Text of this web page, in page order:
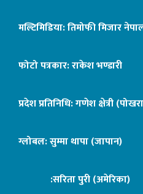
मल्टिमिडिया: तिमोफी मिजार
फोटो पत्रकार: राकेश भण्डारी
प्रदेश प्रतिनिधि: गणेश क्षेत्री
ग्लोबल: सुम्मा थापा (जापान)
:सरिता पुरी (अमेरिका)